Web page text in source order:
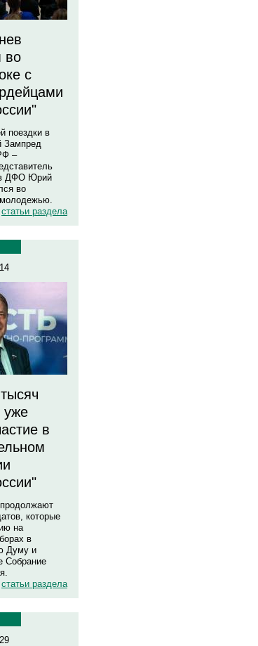
во
с
поездки в
Зампред
–
ДФО Юрий
во
статьи раздела
уже
в
которые
на
в
Думу и
Собрание
статьи раздела